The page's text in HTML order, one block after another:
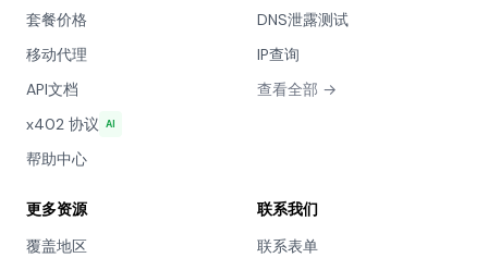
套餐价格
移动代理
API文档
x402 协议 AI
帮助中心
DNS泄露测试
IP查询
查看全部 →
更多资源
覆盖地区
联系我们
联系表单